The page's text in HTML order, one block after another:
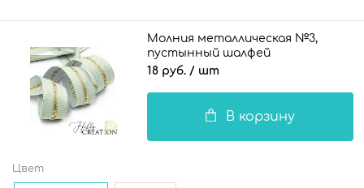
Молния металлическая №3,
пустынный шалфей
18 руб. / шт
В корзину
Цвет